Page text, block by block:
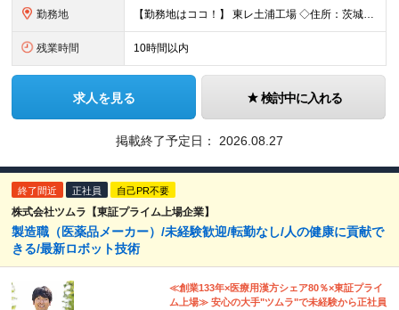
勤務地 【勤務地はココ！】 東レ土浦工場 ◇住所：茨城県土浦市北神立町2-1 ★嬉しい【転勤なし】！腰を据えて働けます！ ＜気になるアクセス方法は？＞ 【マイカー・バイク通勤の方】 もちろん車通勤OK！（広
残業時間 10時間以内
求人を見る 検討中に入れる
掲載終了予定日： 2026.08.27
終了間近 正社員 自己PR不要
株式会社ツムラ【東証プライム上場企業】
製造職（医薬品メーカー）/未経験歓迎/転勤なし/人の健康に貢献で
きる/最新ロボット技術
≪創業133年×医療用漢方シェア80％×東証プライ
ム上場≫ 安心の大手"ツムラ"で未経験から正社員